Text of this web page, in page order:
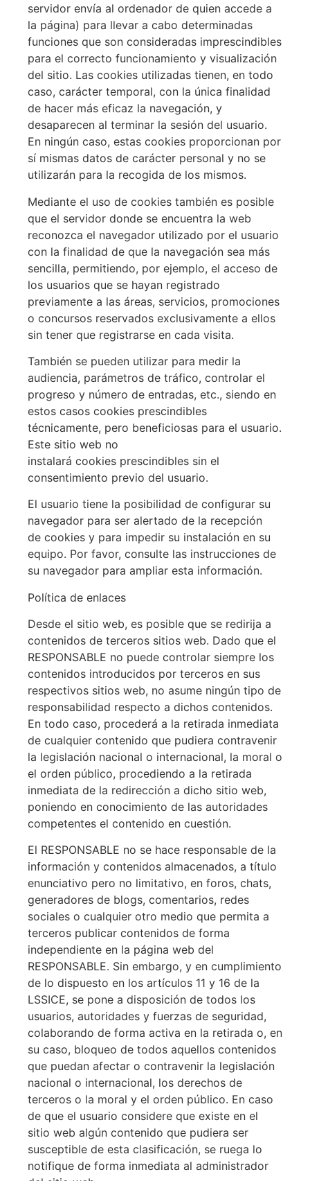
servidor envía al ordenador de quien accede a
la página) para llevar a cabo determinadas
funciones que son consideradas imprescindibles
para el correcto funcionamiento y visualización
del sitio. Las cookies utilizadas tienen, en todo
caso, carácter temporal, con la única finalidad
de hacer más eficaz la navegación, y
desaparecen al terminar la sesión del usuario.
En ningún caso, estas cookies proporcionan por
sí mismas datos de carácter personal y no se
utilizarán para la recogida de los mismos.
Mediante el uso de cookies también es posible
que el servidor donde se encuentra la web
reconozca el navegador utilizado por el usuario
con la finalidad de que la navegación sea más
sencilla, permitiendo, por ejemplo, el acceso de
los usuarios que se hayan registrado
previamente a las áreas, servicios, promociones
o concursos reservados exclusivamente a ellos
sin tener que registrarse en cada visita.
También se pueden utilizar para medir la
audiencia, parámetros de tráfico, controlar el
progreso y número de entradas, etc., siendo en
estos casos cookies prescindibles
técnicamente, pero beneficiosas para el usuario.
Este sitio web no
instalará cookies prescindibles sin el
consentimiento previo del usuario.
El usuario tiene la posibilidad de configurar su
navegador para ser alertado de la recepción
de cookies y para impedir su instalación en su
equipo. Por favor, consulte las instrucciones de
su navegador para ampliar esta información.
Política de enlaces
Desde el sitio web, es posible que se redirija a
contenidos de terceros sitios web. Dado que el
RESPONSABLE no puede controlar siempre los
contenidos introducidos por terceros en sus
respectivos sitios web, no asume ningún tipo de
responsabilidad respecto a dichos contenidos.
En todo caso, procederá a la retirada inmediata
de cualquier contenido que pudiera contravenir
la legislación nacional o internacional, la moral o
el orden público, procediendo a la retirada
inmediata de la redirección a dicho sitio web,
poniendo en conocimiento de las autoridades
competentes el contenido en cuestión.
El RESPONSABLE no se hace responsable de la
información y contenidos almacenados, a título
enunciativo pero no limitativo, en foros, chats,
generadores de blogs, comentarios, redes
sociales o cualquier otro medio que permita a
terceros publicar contenidos de forma
independiente en la página web del
RESPONSABLE. Sin embargo, y en cumplimiento
de lo dispuesto en los artículos 11 y 16 de la
LSSICE, se pone a disposición de todos los
usuarios, autoridades y fuerzas de seguridad,
colaborando de forma activa en la retirada o, en
su caso, bloqueo de todos aquellos contenidos
que puedan afectar o contravenir la legislación
nacional o internacional, los derechos de
terceros o la moral y el orden público. En caso
de que el usuario considere que existe en el
sitio web algún contenido que pudiera ser
susceptible de esta clasificación, se ruega lo
notifique de forma inmediata al administrador